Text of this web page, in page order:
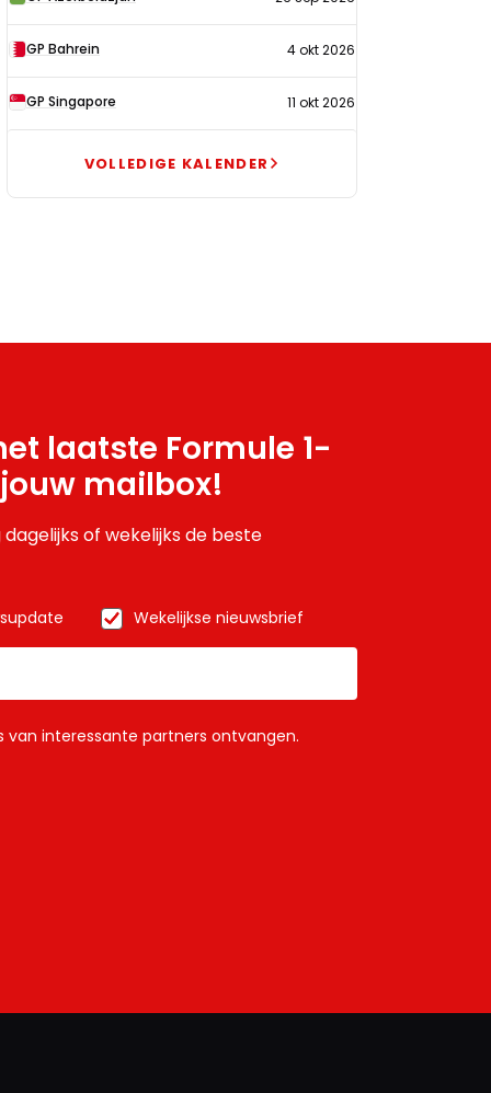
GP Bahrein 4 okt 2026
GP Singapore 11 okt 2026
VOLLEDIGE KALENDER
laatste Formule 1-
mailbox!
of wekelijks de beste
Wekelijkse nieuwsbrief
van interessante partners ontvangen.